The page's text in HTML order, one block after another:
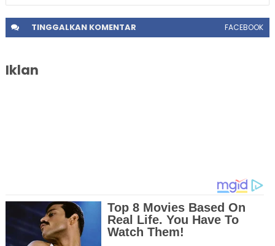
TINGGALKANKOMENTAR FACEBOOK
Iklan